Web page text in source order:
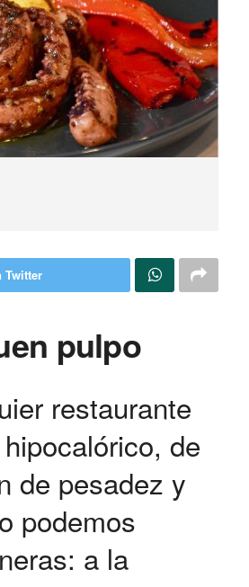
Twitter
pulpo
restaurante
de
de pesadez y
podemos
a la